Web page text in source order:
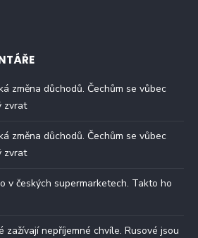
změna důchodů. Čechům se vůbec
zvrat
změna důchodů. Čechům se vůbec
zvrat
v českých supermarketech. Takto ho
zažívají nepříjemné chvíle. Rusové jsou